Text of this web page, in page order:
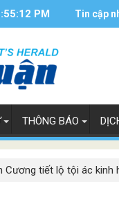
PM Tin cập
THÔNG BÁO
Cương tiết lộ tội ác kinh